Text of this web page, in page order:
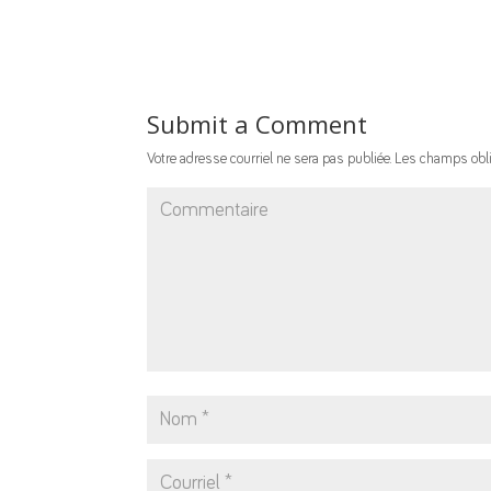
Submit a Comment
Votre adresse courriel ne sera pas publiée. Les champs